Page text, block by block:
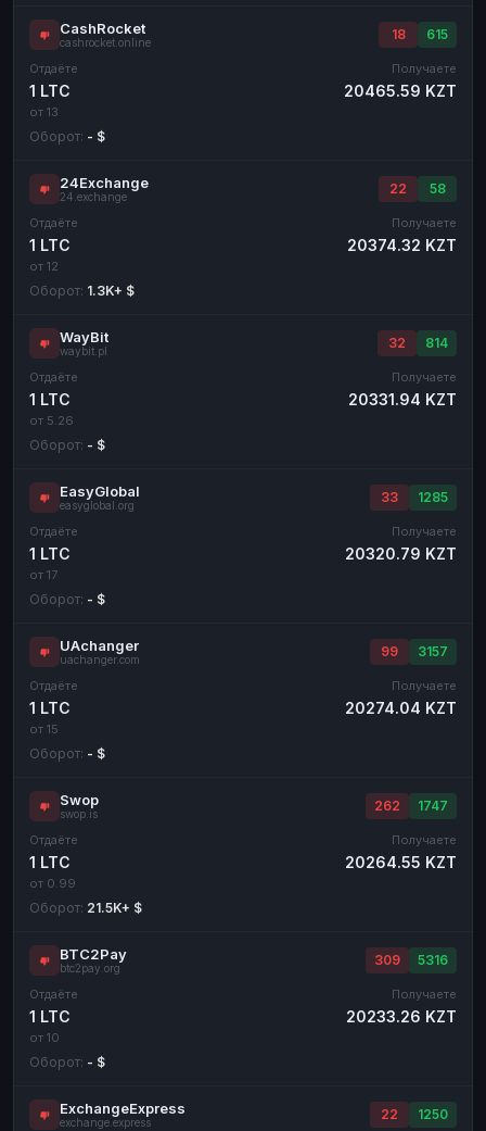
CashRocket
cashrocket.online
18 615
Отдаёте
1 LTC
от 13
Получаете
20465.59 KZT
Оборот: - $
24Exchange
24.exchange
22 58
Отдаёте
1 LTC
от 12
Получаете
20374.32 KZT
Оборот: 1.3K+ $
WayBit
waybit.pl
32 814
Отдаёте
1 LTC
от 5.26
Получаете
20331.94 KZT
Оборот: - $
EasyGlobal
easyglobal.org
33 1285
Отдаёте
1 LTC
от 17
Получаете
20320.79 KZT
Оборот: - $
UAchanger
uachanger.com
99 3157
Отдаёте
1 LTC
от 15
Получаете
20274.04 KZT
Оборот: - $
Swop
swop.is
262 1747
Отдаёте
1 LTC
от 0.99
Получаете
20264.55 KZT
Оборот: 21.5K+ $
BTC2Pay
btc2pay.org
309 5316
Отдаёте
1 LTC
от 10
Получаете
20233.26 KZT
Оборот: - $
ExchangeExpress
exchange.express
22 1250